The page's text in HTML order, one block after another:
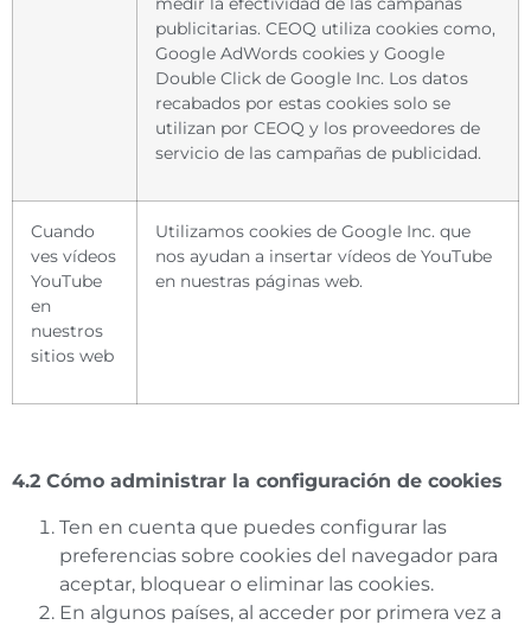
publicitarias. CEOQ utiliza cookies como,
Google AdWords cookies y Google
Double Click de Google Inc. Los datos
recabados por estas cookies solo se
utilizan por CEOQ y los proveedores de
servicio de las campañas de publicidad.
Cuando
ves vídeos
YouTube
en
nuestros
sitios web
Utilizamos cookies de Google Inc. que
nos ayudan a insertar vídeos de YouTube
en nuestras páginas web.
4.2 Cómo administrar la configuración de cookies
Ten en cuenta que puedes configurar las
preferencias sobre cookies del navegador para
aceptar, bloquear o eliminar las cookies.
En algunos países, al acceder por primera vez a